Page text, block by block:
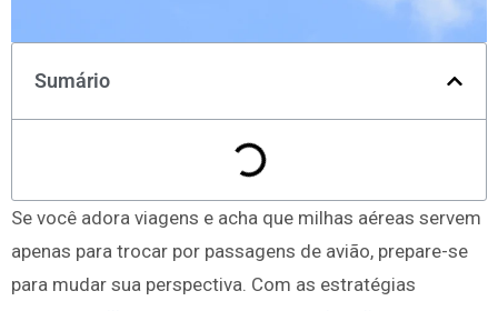
Sumário
Se você adora viagens e acha que milhas aéreas servem
apenas para trocar por passagens de avião, prepare-se
para mudar sua perspectiva. Com as estratégias